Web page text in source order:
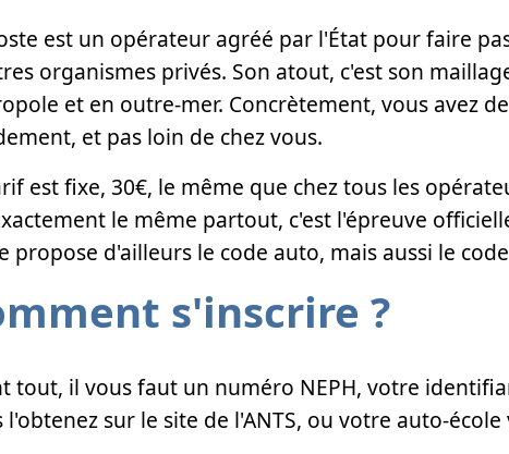
est un opérateur agréé par l'État pour faire
organismes privés. Son atout, c'est son
et en outre-mer. Concrètement, vous avez
et pas loin de chez vous.
est fixe, 30€, le même que chez tous les
le même partout, c'est l'épreuve
propose d'ailleurs le code auto, mais aussi le
s'inscrire ?
tout, il vous faut un numéro NEPH, votre
l'obtenez sur le site de l'ANTS, ou votre auto-